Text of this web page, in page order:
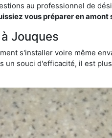
au professionnel de
vous préparer en amont
Jouques
s'installer voire même
un souci d'efficacité, il est